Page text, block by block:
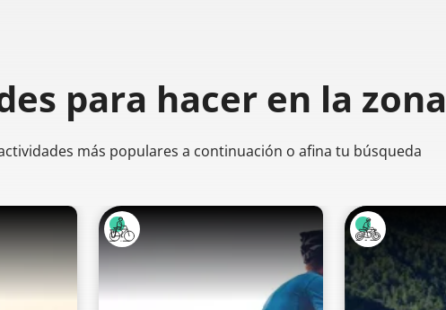
para hacer en la zona
más populares a continuación o afina tu búsqueda